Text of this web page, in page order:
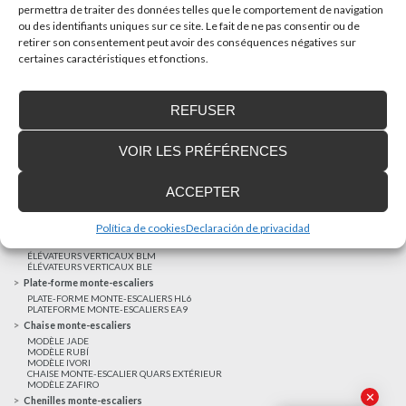
permettra de traiter des données telles que le comportement de navigation
ou des identifiants uniques sur ce site. Le fait de ne pas consentir ou de
retirer son consentement peut avoir des conséquences négatives sur
certaines caractéristiques et fonctions.
ACCEPTER
REFUSER
VOIR LES PRÉFÉRENCES
Política de cookiesDeclaración de privacidad
AUTRES NOUVELLES
Réalisations récentes
Financement sur-mesure
ASCENSEUR PRIVATIF EHS 17
Elévateurs à course réduite
ÉLÉVATEURS VERTICAUX BLM
ÉLÉVATEURS VERTICAUX BLE
Plate-forme monte-escaliers
PLATE-FORME MONTE-ESCALIERS HL6
PLATEFORME MONTE-ESCALIERS EA9
Chaise monte-escaliers
MODÈLE JADE
MODÈLE RUBÍ
MODÈLE IVORI
CHAISE MONTE-ESCALIER QUARS EXTÉRIEUR
MODÈLE ZAFIRO
Chenilles monte-escaliers ✕